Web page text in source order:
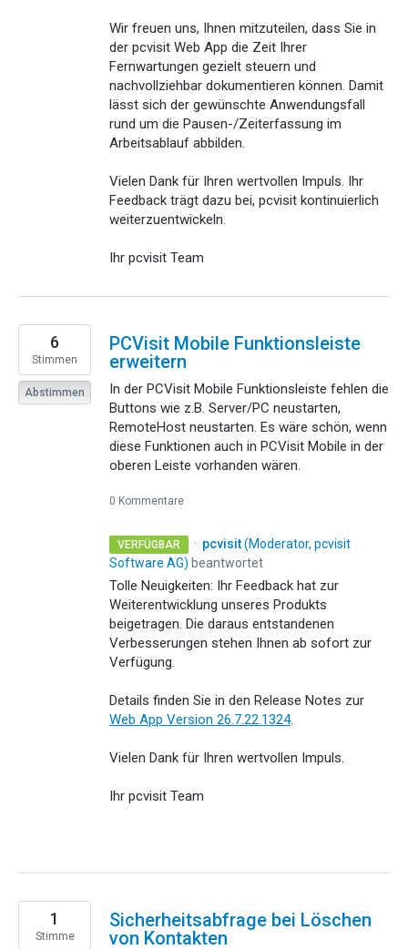
Wir freuen uns, Ihnen mitzuteilen, dass Sie in
der pcvisit Web App die Zeit Ihrer
Fernwartungen gezielt steuern und
nachvollziehbar dokumentieren können. Damit
lässt sich der gewünschte Anwendungsfall
rund um die Pausen-/Zeiterfassung im
Arbeitsablauf abbilden.
Vielen Dank für Ihren wertvollen Impuls. Ihr
Feedback trägt dazu bei, pcvisit kontinuierlich
weiterzuentwickeln.
Ihr pcvisit Team
PCVisit Mobile Funktionsleiste
erweitern
In der PCVisit Mobile Funktionsleiste fehlen die
Buttons wie z.B. Server/PC neustarten,
RemoteHost neustarten. Es wäre schön, wenn
diese Funktionen auch in PCVisit Mobile in der
oberen Leiste vorhanden wären.
6
Stimmen
Abstimmen
0 Kommentare
VERFÜGBAR · pcvisit(Moderator, pcvisit
Software AG) beantwortet
Tolle Neuigkeiten: Ihr Feedback hat zur
Weiterentwicklung unseres Produkts
beigetragen. Die daraus entstandenen
Verbesserungen stehen Ihnen ab sofort zur
Verfügung.
Details finden Sie in den Release Notes zur
Web App Version 26.7.22.1324.
Vielen Dank für Ihren wertvollen Impuls.
Ihr pcvisit Team
Sicherheitsabfrage bei Löschen
von Kontakten
1
Stimme